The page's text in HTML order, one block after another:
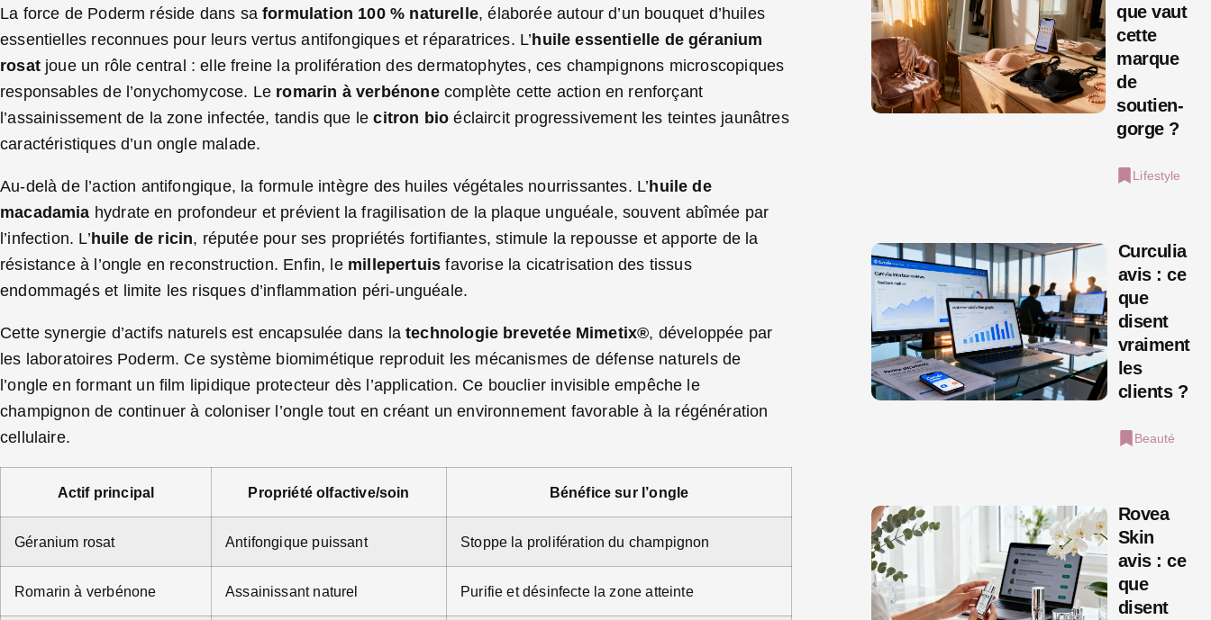
La force de Poderm réside dans saformulation 100 % naturelle, élaborée autour d’un bouquet d’huiles
essentielles reconnues pour leurs vertus antifongiques et réparatrices. L’huile essentielle de géranium
rosatjoue un rôle central : elle freine la prolifération des dermatophytes, ces champignons microscopiques
responsables de l’onychomycose. Le romarin à verbénonecomplète cette action en renforçant
l’assainissement de la zone infectée, tandis que lecitron bio éclaircit progressivement les teintes jaunâtres
caractéristiques d’un ongle malade.
Au-delà de l’action antifongique, la formule intègre des huiles végétales nourrissantes. L’huile de
macadamia hydrate en profondeur et prévient la fragilisation de la plaque unguéale, souvent abîmée par
l’infection. L’huile de ricin, réputée pour ses propriétés fortifiantes, stimule la repousse et apporte de la
résistance à l’ongle en reconstruction. Enfin, le millepertuis favorise la cicatrisation des tissus
endommagés et limite les risques d’inflammation péri-unguéale.
Cette synergie d’actifs naturels est encapsulée dans latechnologie brevetée Mimetix®, développée par
les laboratoires Poderm. Ce système biomimétique reproduit les mécanismes de défense naturels de
l’ongle en formant un film lipidique protecteur dès l’application. Ce bouclier invisible empêche le
champignon de continuer à coloniser l’ongle tout en créant un environnement favorable à la régénération
cellulaire.
Actif principal Propriété olfactive/soin Bénéfice sur l’ongle
Géranium rosat Antifongique puissant Stoppe la prolifération du champignon
Romarin à verbénone Assainissant naturel Purifie et désinfecte la zone atteinte
que vaut
cette
marque
de
soutien-
gorge ?
Lifestyle
Curculia
avis : ce
que
disent
vraiment
les
clients ?
Beauté
Rovea
Skin
avis : ce
que
disent